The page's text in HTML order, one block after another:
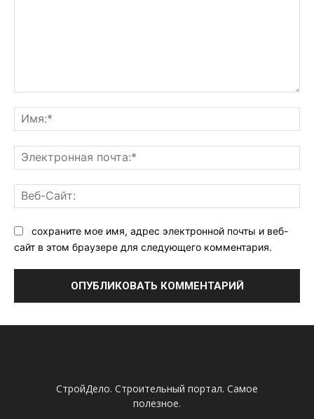
сохраните мое имя, адрес электронной почты и веб-
сайт в этом браузере для следующего комментария.
СтройДело. Строительный портал. Самое
полезное.